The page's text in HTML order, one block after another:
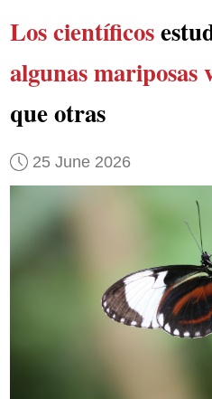
Los científicos
algunas mariposas
que otras
25 June 2026